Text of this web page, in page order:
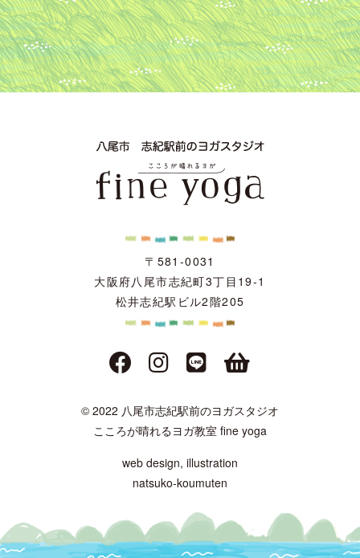
〒581-0031
大阪府八尾市志紀町3丁目19-1
松井志紀駅ビル2階205
© 2022 八尾市志紀駅前のヨガスタジオ
こころが晴れるヨガ教室 fine yoga
web design, illustration
natsuko-koumuten